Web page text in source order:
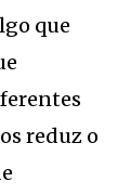
que
reduz o